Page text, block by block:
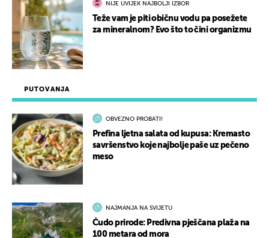
PUTOVANJA
OBVEZNO PROBATI!
Prefina ljetna salata od kupusa: Kremasto
savršenstvo koje najbolje paše uz pečeno
meso
NAJMANJA NA SVIJETU
Čudo prirode: Predivna pješčana plaža na
100 metara od mora
NIJE UVIJEK NAJBOLJI IZBOR
Teže vam je piti običnu vodu pa posežete
za mineralnom? Evo što to čini organizmu